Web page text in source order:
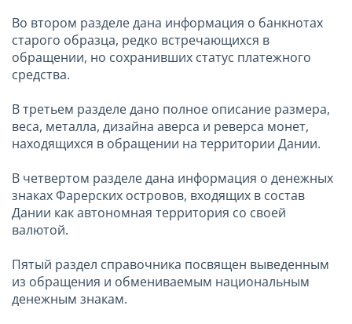
Во втором разделе дана информация о банкнотах
старого образца, редко встречающихся в
обращении, но сохранивших статус платежного
средства.
В третьем разделе дано полное описание размера,
веса, металла, дизайна аверса и реверса монет,
находящихся в обращении на территории Дании.
В четвертом разделе дана информация о денежных
знаках Фарерских островов, входящих в состав
Дании как автономная территория со своей
валютой.
Пятый раздел справочника посвящен выведенным
из обращения и обмениваемым национальным
денежным знакам.